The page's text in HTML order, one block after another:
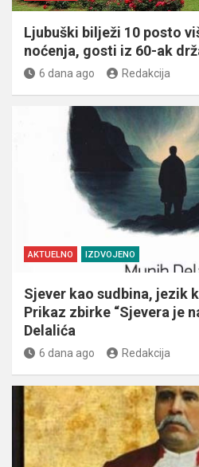
Ljubuški bilježi 10 posto
noćenja, gosti iz 60-ak
6 dana ago Redakcija
AKTUELNO IZDVOJENO
Sjever kao sudbina, jezik
Prikaz zbirke “Sjevera je
Delalića
6 dana ago Redakcija